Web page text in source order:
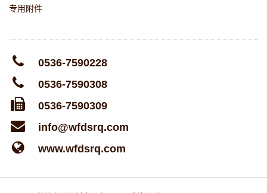
专用附件
0536-7590228
0536-7590308
0536-7590309
info@wfdsrq.com
www.wfdsrq.com